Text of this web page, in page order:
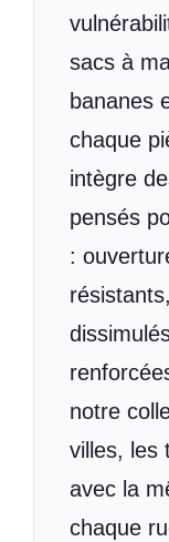
sacs à
bananes
chaque
intègre
pensés
:
notre
villes, les
avec la
chaque